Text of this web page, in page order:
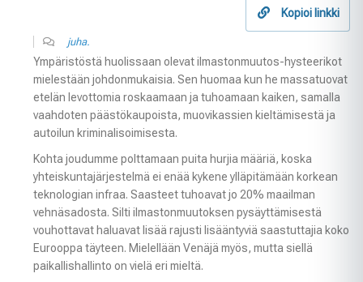
Kopioi linkki
juha.
Ympäristöstä huolissaan olevat ilmastonmuutos-hysteerikot
mielestään johdonmukaisia. Sen huomaa kun he massatuovat
etelän levottomia roskaamaan ja tuhoamaan kaiken, samalla
vaahdoten päästökaupoista, muovikassien kieltämisestä ja
autoilun kriminalisoimisesta.
Kohta joudumme polttamaan puita hurjia määriä, koska
yhteiskuntajärjestelmä ei enää kykene ylläpitämään korkean
teknologian infraa. Saasteet tuhoavat jo 20% maailman
vehnäsadosta. Silti ilmastonmuutoksen pysäyttämisestä
vouhottavat haluavat lisää rajusti lisääntyviä saastuttajia koko
Eurooppa täyteen. Mielellään Venäjä myös, mutta siellä
paikallishallinto on vielä eri mieltä.